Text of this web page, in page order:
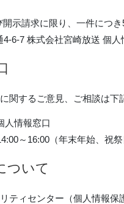
示請求に限り、一件につ
6-7 株式会社宮崎放送 個人
関するご意見、ご相談は下
人情報窓口
～16:00（年末年始、祝祭
ついて
ティセンター（個人情報保